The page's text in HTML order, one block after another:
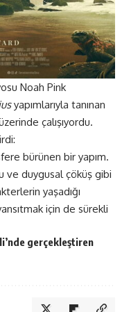
Noah Pink
yapımlarıyla tanınan
çalışıyordu.
bürünen bir yapım.
ve duygusal çöküş gibi
yaşadığı
için de sürekli
gerçekleştiren